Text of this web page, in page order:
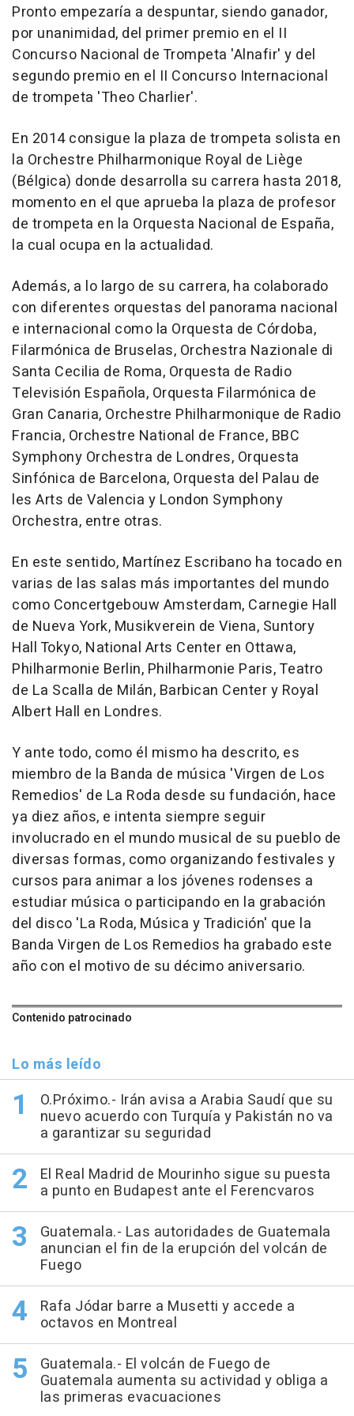
Pronto empezaría a despuntar, siendo ganador,
por unanimidad, del primer premio en el II
Concurso Nacional de Trompeta 'Alnafir' y del
segundo premio en el II Concurso Internacional
de trompeta 'Theo Charlier'.
En 2014 consigue la plaza de trompeta solista en
la Orchestre Philharmonique Royal de Liège
(Bélgica) donde desarrolla su carrera hasta 2018,
momento en el que aprueba la plaza de profesor
de trompeta en la Orquesta Nacional de España,
la cual ocupa en la actualidad.
Además, a lo largo de su carrera, ha colaborado
con diferentes orquestas del panorama nacional
e internacional como la Orquesta de Córdoba,
Filarmónica de Bruselas, Orchestra Nazionale di
Santa Cecilia de Roma, Orquesta de Radio
Televisión Española, Orquesta Filarmónica de
Gran Canaria, Orchestre Philharmonique de Radio
Francia, Orchestre National de France, BBC
Symphony Orchestra de Londres, Orquesta
Sinfónica de Barcelona, Orquesta del Palau de
les Arts de Valencia y London Symphony
Orchestra, entre otras.
En este sentido, Martínez Escribano ha tocado en
varias de las salas más importantes del mundo
como Concertgebouw Amsterdam, Carnegie Hall
de Nueva York, Musikverein de Viena, Suntory
Hall Tokyo, National Arts Center en Ottawa,
Philharmonie Berlin, Philharmonie Paris, Teatro
de La Scalla de Milán, Barbican Center y Royal
Albert Hall en Londres.
Y ante todo, como él mismo ha descrito, es
miembro de la Banda de música 'Virgen de Los
Remedios' de La Roda desde su fundación, hace
ya diez años, e intenta siempre seguir
involucrado en el mundo musical de su pueblo de
diversas formas, como organizando festivales y
cursos para animar a los jóvenes rodenses a
estudiar música o participando en la grabación
del disco 'La Roda, Música y Tradición' que la
Banda Virgen de Los Remedios ha grabado este
año con el motivo de su décimo aniversario.
Contenido patrocinado
Lo más leído
O.Próximo.- Irán avisa a Arabia Saudí que su
nuevo acuerdo con Turquía y Pakistán no va
a garantizar su seguridad
El Real Madrid de Mourinho sigue su puesta
a punto en Budapest ante el Ferencvaros
Guatemala.- Las autoridades de Guatemala
anuncian el fin de la erupción del volcán de
Fuego
Rafa Jódar barre a Musetti y accede a
octavos en Montreal
Guatemala.- El volcán de Fuego de
Guatemala aumenta su actividad y obliga a
las primeras evacuaciones